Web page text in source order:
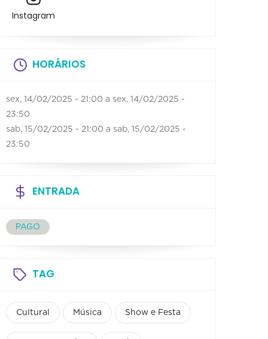
Instagram
HORÁRIOS
sex, 14/02/2025 - 21:00 a sex, 14/02/2025 -
23:50
sab, 15/02/2025 - 21:00 a sab, 15/02/2025 -
23:50
ENTRADA
PAGO
TAG
Cultural Música Show e Festa